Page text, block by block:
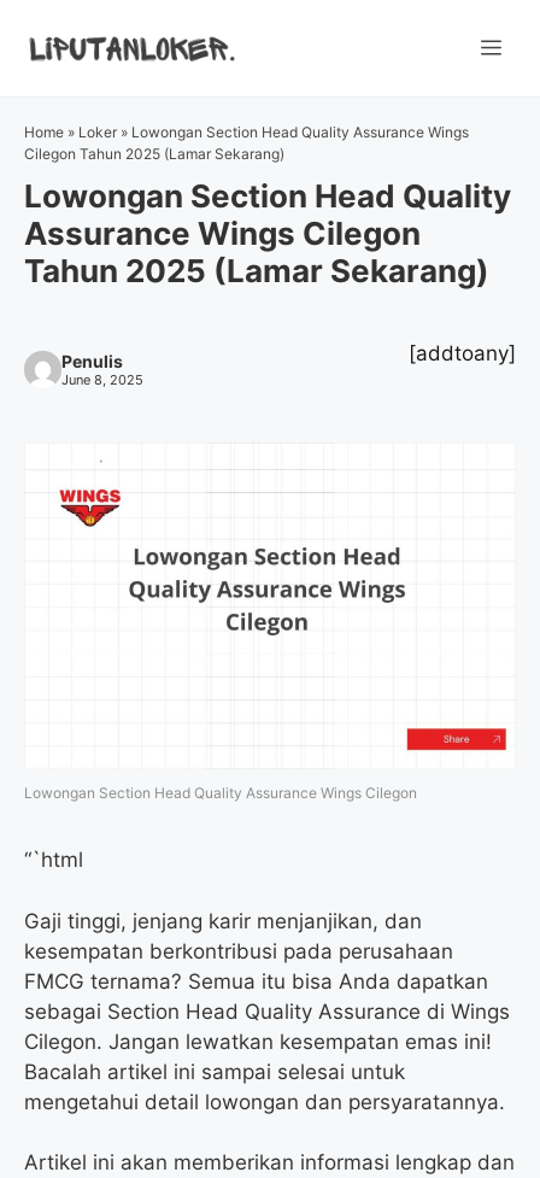
Home » Loker » Lowongan Section Head Quality Assurance Wings
Cilegon Tahun 2025 (Lamar Sekarang)
Lowongan Section Head Quality
Assurance Wings Cilegon
Tahun 2025 (Lamar Sekarang)
Penulis
June 8, 2025
[addtoany]
Lowongan Section Head Quality Assurance Wings Cilegon
“`html
Gaji tinggi, jenjang karir menjanjikan, dan
kesempatan berkontribusi pada perusahaan
FMCG ternama? Semua itu bisa Anda dapatkan
sebagai Section Head Quality Assurance di Wings
Cilegon. Jangan lewatkan kesempatan emas ini!
Bacalah artikel ini sampai selesai untuk
mengetahui detail lowongan dan persyaratannya.
Artikel ini akan memberikan informasi lengkap dan